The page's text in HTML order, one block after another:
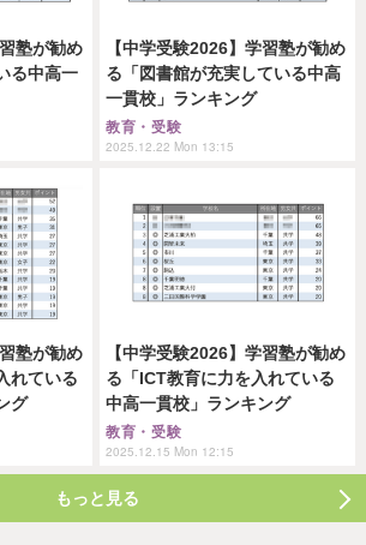
塾が勧め
る中高一
【中学受験2026】学習塾が勧め
る「図書館が充実している中高
一貫校」ランキング
教育・受験
2025.12.22 Mon 13:15
塾が勧め
れている
グ
【中学受験2026】学習塾が勧め
る「ICT教育に力を入れている
中高一貫校」ランキング
教育・受験
2025.12.15 Mon 12:15
もっと見る